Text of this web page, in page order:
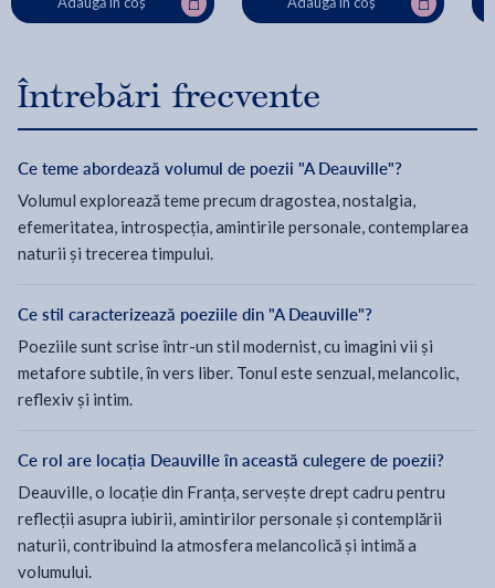
Întrebări frecvente
Ce teme abordează volumul de poezii "A Deauville"?
Volumul explorează teme precum dragostea, nostalgia,
efemeritatea, introspecția, amintirile personale, contemplarea
naturii și trecerea timpului.
Ce stil caracterizează poeziile din "A Deauville"?
Poeziile sunt scrise într-un stil modernist, cu imagini vii și
metafore subtile, în vers liber. Tonul este senzual, melancolic,
reflexiv și intim.
Ce rol are locația Deauville în această culegere de poezii?
Deauville, o locație din Franța, servește drept cadru pentru
reflecții asupra iubirii, amintirilor personale și contemplării
naturii, contribuind la atmosfera melancolică și intimă a
volumului.